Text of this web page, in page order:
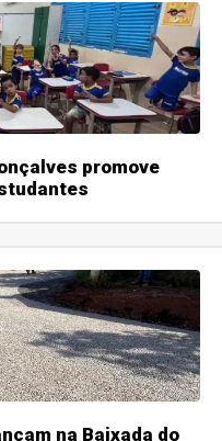
promove
na Baixada do